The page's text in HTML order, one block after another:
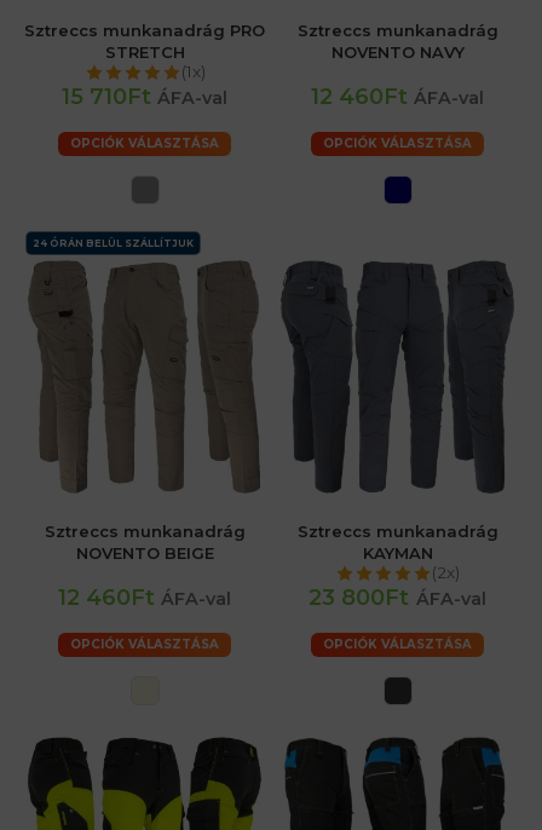
Sztreccs munkanadrág PRO
STRETCH
(1x)
15 710Ft ÁFA-val
OPCIÓK VÁLASZTÁSA
Sztreccs munkanadrág
NOVENTO NAVY
12 460Ft ÁFA-val
OPCIÓK VÁLASZTÁSA
24 ÓRÁN BELÜL SZÁLLÍTJUK
Sztreccs munkanadrág
NOVENTO BEIGE
12 460Ft ÁFA-val
OPCIÓK VÁLASZTÁSA
Sztreccs munkanadrág
KAYMAN
(2x)
23 800Ft ÁFA-val
OPCIÓK VÁLASZTÁSA